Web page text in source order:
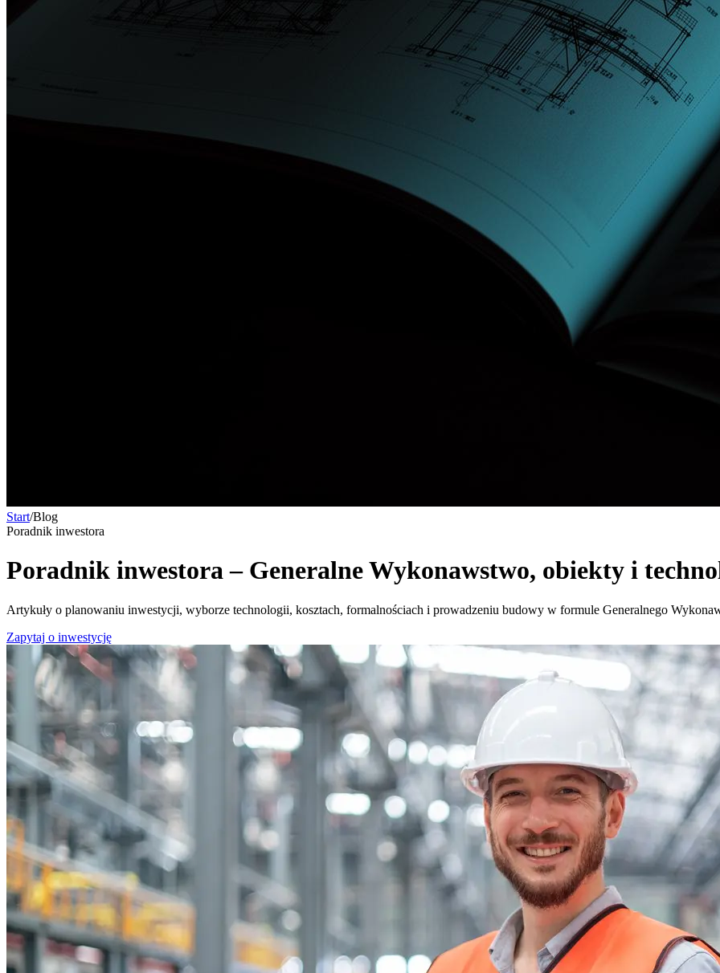
Start/Blog
Poradnik inwestora
Poradnik inwestora – Generalne Wykonawstwo, obiekty i
Artykuły o planowaniu inwestycji, wyborze technologii, kosztach, formalnościach i prowadzeniu budowy w formule Generalnego
Zapytaj o inwestycję